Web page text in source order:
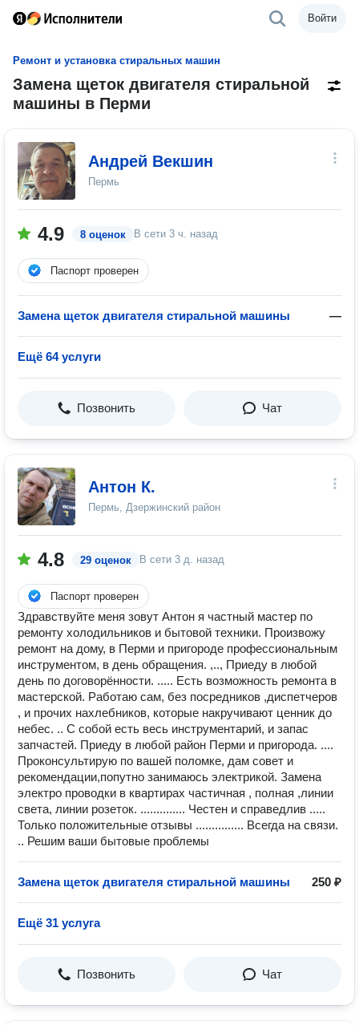
Войти
Ремонт и установка стиральных машин
Замена щеток двигателя стиральной
машины в Перми
Андрей Векшин
Пермь
4.9 8 оценок В сети 3 ч. назад
Паспорт проверен
Замена щеток двигателя стиральной машины —
Ещё 64 услуги
Позвонить Чат
Антон К.
Пермь, Дзержинский район
4.8 29 оценок В сети 3 д. назад
Паспорт проверен
Здравствуйте меня зовут Антон я частный мастер по
ремонту холодильников и бытовой техники. Произвожу
ремонт на дому, в Перми и пригороде профессиональным
инструментом, в день обращения. ,.., Приеду в любой
день по договорённости. ..... Есть возможность ремонта в
мастерской. Работаю сам, без посредников ,диспетчеров
, и прочих нахлебников, которые накручивают ценник до
небес. .. С собой есть весь инструментарий, и запас
запчастей. Приеду в любой район Перми и пригорода. ....
Проконсультирую по вашей поломке, дам совет и
рекомендации,попутно занимаюсь электрикой. Замена
электро проводки в квартирах частичная , полная ,линии
света, линии розеток. .............. Честен и справедлив .....
Только положительные отзывы ............... Всегда на связи.
.. Решим ваши бытовые проблемы
Замена щеток двигателя стиральной машины 250 ₽
Ещё 31 услуга
Позвонить Чат